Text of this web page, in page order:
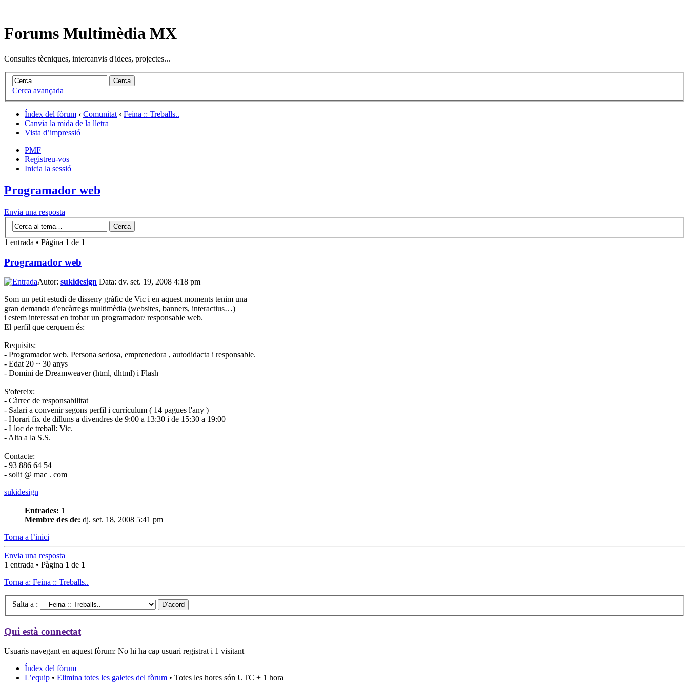
Forums Multimèdia MX
Consultes tècniques, intercanvis d'idees, projectes...
Cerca avançada
Índex del fòrum ‹ Comunitat ‹ Feina :: Treballs..
Canvia la mida de la lletra
Vista d’impressió
PMF
Registreu-vos
Inicia la sessió
Programador web
Envia una resposta
1 entrada • Pàgina 1 de 1
Programador web
Autor: sukidesign Data: dv. set. 19, 2008 4:18 pm
Som un petit estudi de disseny gràfic de Vic i en aquest moments tenim una
gran demanda d'encàrregs multimèdia (websites, banners, interactius…)
i estem interessat en trobar un programador/ responsable web.
El perfil que cerquem és:
Requisits:
- Programador web. Persona seriosa, emprenedora , autodidacta i responsable.
- Edat 20 ~ 30 anys
- Domini de Dreamweaver (html, dhtml) i Flash
S'ofereix:
- Càrrec de responsabilitat
- Salari a convenir segons perfil i currículum ( 14 pagues l'any )
- Horari fix de dilluns a divendres de 9:00 a 13:30 i de 15:30 a 19:00
- Lloc de treball: Vic.
- Alta a la S.S.
Contacte:
- 93 886 64 54
- solit @ mac . com
sukidesign
Entrades: 1
Membre des de: dj. set. 18, 2008 5:41 pm
Torna a l’inici
Envia una resposta
1 entrada • Pàgina 1 de 1
Torna a: Feina :: Treballs..
Salta a :
Qui està connectat
Usuaris navegant en aquest fòrum: No hi ha cap usuari registrat i 1 visitant
Índex del fòrum
L’equip • Elimina totes les galetes del fòrum • Totes les hores són UTC + 1 hora